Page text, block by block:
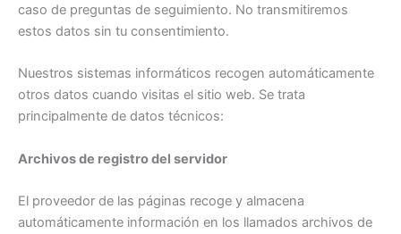
caso de preguntas de seguimiento. No transmitiremos
estos datos sin tu consentimiento.
Nuestros sistemas informáticos recogen automáticamente
otros datos cuando visitas el sitio web. Se trata
principalmente de datos técnicos:
Archivos de registro del servidor
El proveedor de las páginas recoge y almacena
automáticamente información en los llamados archivos de